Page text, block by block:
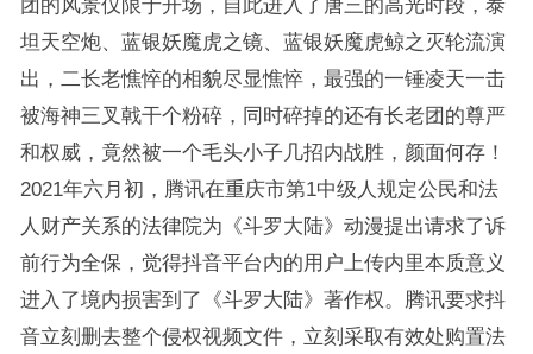
团的风景仅限于开场，自此进入了唐三的高光时段，泰
坦天空炮、蓝银妖魔虎之镜、蓝银妖魔虎鲸之灭轮流演
出，二长老憔悴的相貌尽显憔悴，最强的一锤凌天一击
被海神三叉戟干个粉碎，同时碎掉的还有长老团的尊严
和权威，竟然被一个毛头小子几招内战胜，颜面何存！
2021年六月初，腾讯在重庆市第1中级人规定公民和法
人财产关系的法律院为《斗罗大陆》动漫提出请求了诉
前行为全保，觉得抖音平台内的用户上传内里本质意义
进入了境内损害到了《斗罗大陆》著作权。腾讯要求抖
音立刻删去整个侵权视频文件，立刻采取有效处购置法